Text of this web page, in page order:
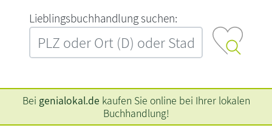
L‍i‍e‍b‍l‍i‍n‍g‍s‍b‍u‍c‍h‍h‍a‍n‍d‍l‍u‍n‍g‍ ‍s‍u‍c‍h‍e‍n‍:‍
Bei genialokal.de kaufen Sie online bei Ihrer lokalen
Buchhandlung!